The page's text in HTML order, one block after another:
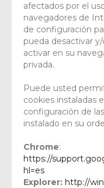
afectados por el
navegadores de
de configuración
pueda desactivar
activar en su
privada.
Puede usted
cookies instaladas
configuración de
instalado en su
Chrome:
https://
hl=es
Explorer: http://